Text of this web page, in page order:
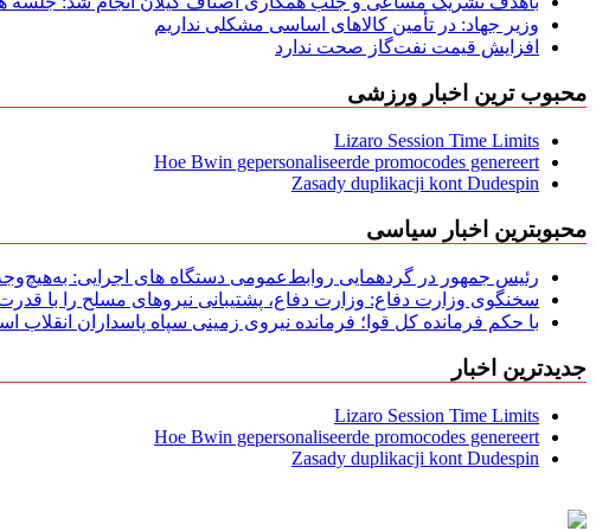
وزیر جهاد: در تأمین کالاهای اساسی مشکلی نداریم
افزایش قیمت نفت‌گاز صحت ندارد
محبوب ترین اخبار ورزشی
Lizaro Session Time Limits
Hoe Bwin gepersonaliseerde promocodes genereert
Zasady duplikacji kont Dudespin
محبوبترین اخبار سیاسی
رئیس جمهور در گردهمایی روابط‌عمومی دستگاه های اجرایی:
سخنگوی وزارت دفاع: وزارت دفاع، پشتیبانی نیرو‌های مسلح را با
با حکم فرمانده کل قوا؛ فرمانده نیروی زمینی سپاه پاسداران
جدیدترین اخبار
Lizaro Session Time Limits
Hoe Bwin gepersonaliseerde promocodes genereert
Zasady duplikacji kont Dudespin